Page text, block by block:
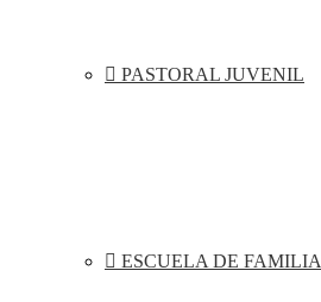
PASTORAL JUVENIL
ESCUELA DE FAMILIA